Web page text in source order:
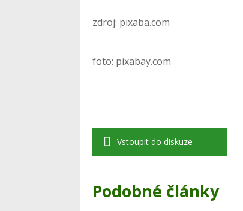
zdroj: pixaba.com
foto: pixabay.com
Vstoupit do diskuze
Podobné články